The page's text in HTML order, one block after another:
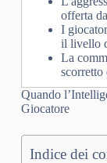
offerta
I
il livello
La
scorretto
Quando
Giocatore
Indice dei